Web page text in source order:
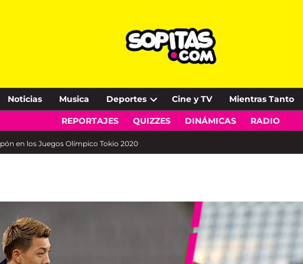
Noticias Musica Deportes
Open
dropdown
Cine y TV Mientras Tanto
REPORTAJES QUIZZES DINÁMICAS RADIO
en los Juegos Olímpico Tokio 2020